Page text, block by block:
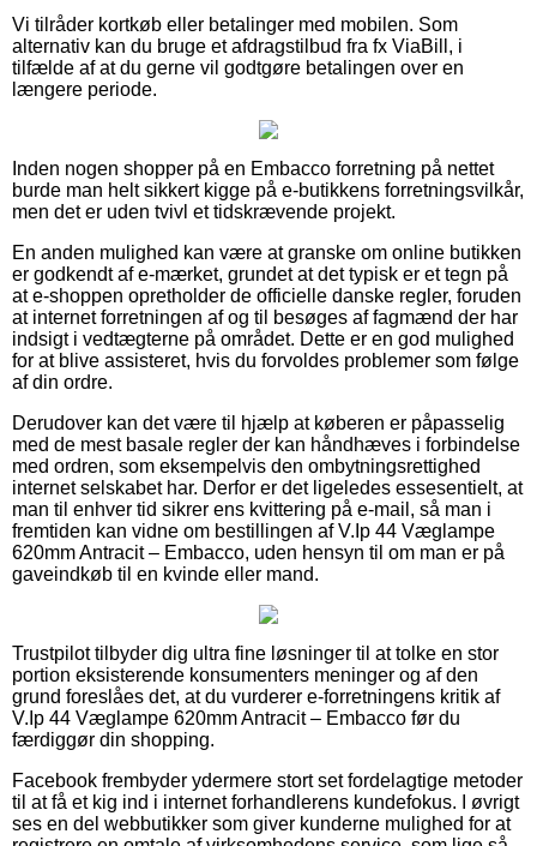
Vi tilråder kortkøb eller betalinger med mobilen. Som
alternativ kan du bruge et afdragstilbud fra fx ViaBill, i
tilfælde af at du gerne vil godtgøre betalingen over en
længere periode.
Inden nogen shopper på en Embacco forretning på nettet
burde man helt sikkert kigge på e-butikkens forretningsvilkår,
men det er uden tvivl et tidskrævende projekt.
En anden mulighed kan være at granske om online butikken
er godkendt af e-mærket, grundet at det typisk er et tegn på
at e-shoppen opretholder de officielle danske regler, foruden
at internet forretningen af og til besøges af fagmænd der har
indsigt i vedtægterne på området. Dette er en god mulighed
for at blive assisteret, hvis du forvoldes problemer som følge
af din ordre.
Derudover kan det være til hjælp at køberen er påpasselig
med de mest basale regler der kan håndhæves i forbindelse
med ordren, som eksempelvis den ombytningsrettighed
internet selskabet har. Derfor er det ligeledes essesentielt, at
man til enhver tid sikrer ens kvittering på e-mail, så man i
fremtiden kan vidne om bestillingen af V.Ip 44 Væglampe
620mm Antracit – Embacco, uden hensyn til om man er på
gaveindkøb til en kvinde eller mand.
Trustpilot tilbyder dig ultra fine løsninger til at tolke en stor
portion eksisterende konsumenters meninger og af den
grund foreslåes det, at du vurderer e-forretningens kritik af
V.Ip 44 Væglampe 620mm Antracit – Embacco før du
færdiggør din shopping.
Facebook frembyder ydermere stort set fordelagtige metoder
til at få et kig ind i internet forhandlerens kundefokus. I øvrigt
ses en del webbutikker som giver kunderne mulighed for at